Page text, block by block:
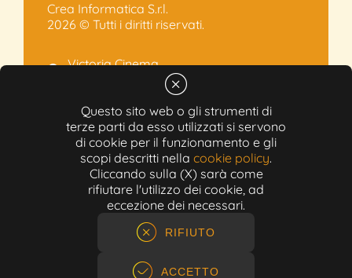
Questo sito web o gli strumenti di
terze parti da esso utilizzati si servono
di cookie per il funzionamento e gli
scopi descritti nella cookie policy.
Cliccando sulla (X) sarà come
rifiutare l'utilizzo dei cookie, ad
eccezione dei necessari.
RIFIUTO
ACCETTO
Crea Informatica S.r.l.
2026 © Tutti i diritti riservati.
Victoria Cinema
Via Ramelli, 101 - Modena
+39 059.454622
info@victoriacinema.it
Partita IVA: 02603471208
N-REA: 452611
Capitale sociale: 300.000,00€